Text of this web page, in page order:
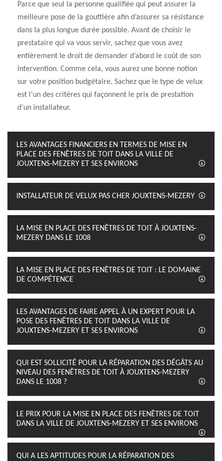
Parce que seul la personne qualifiée qui peut assurer la
meilleure pose de la gouttière afin d’assurer sa résistance
dans la plus longue durée possible. Avant de choisir le
prestataire qui va vous servir, sachez que vous avez
entièrement le droit de demander d’abord le coût de son
intervention. Comme cela, vous aurez une bonne notion
sur votre position budgétaire. Sachez que le type de velux
est l’un des critères qui façonnent le prix de prestation
d’un installateur.
LES AVANTAGES FINANCIERS EN TERMES DE MISE EN
PLACE DES FENÊTRES DE TOIT DANS LA VILLE DE
JOUXTENS-MEZERY ET SES ENVIRONS
INSTALLATEUR DE VELUX PAS CHER JOUXTENS-MEZERY
LA MISE EN PLACE DES FENÊTRES DE TOIT À JOUXTENS-
MEZERY DANS LE 1008
LA MISE EN PLACE DES FENÊTRES DE TOIT : LE DOMAINE
DE COMPÉTENCE
LES AVANTAGES DE FAIRE APPEL À UN EXPERT POUR LA
POSE DES FENÊTRES DE TOIT DANS LA VILLE DE
JOUXTENS-MEZERY ET SES ENVIRONS
QUI EST SOLLICITÉ POUR LA RÉPARATION DES DÉGÂTS AU
NIVEAU DES FENÊTRES DE TOIT À JOUXTENS-MEZERY
DANS LE 1008 ?
LE PRIX POUR LA MISE EN PLACE DES FENÊTRES DE TOIT
DANS LA VILLE DE JOUXTENS-MEZERY ET SES ENVIRONS
QUI A LES APTITUDES POUR LA RÉPARATION DES